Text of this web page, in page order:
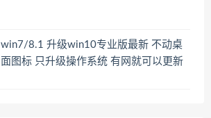
win7/8.1 升级win10专业版最新 不动桌
面图标 只升级操作系统 有网就可以更新